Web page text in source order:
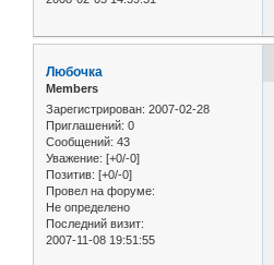
Любочка
Members
Зарегистрирован: 2007-02-28
Приглашений: 0
Сообщений: 43
Уважение: [+0/-0]
Позитив: [+0/-0]
Провел на форуме:
Не определено
Последний визит:
2007-11-08 19:51:55